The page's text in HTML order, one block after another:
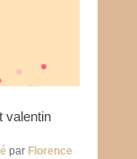
valentin
par Florence